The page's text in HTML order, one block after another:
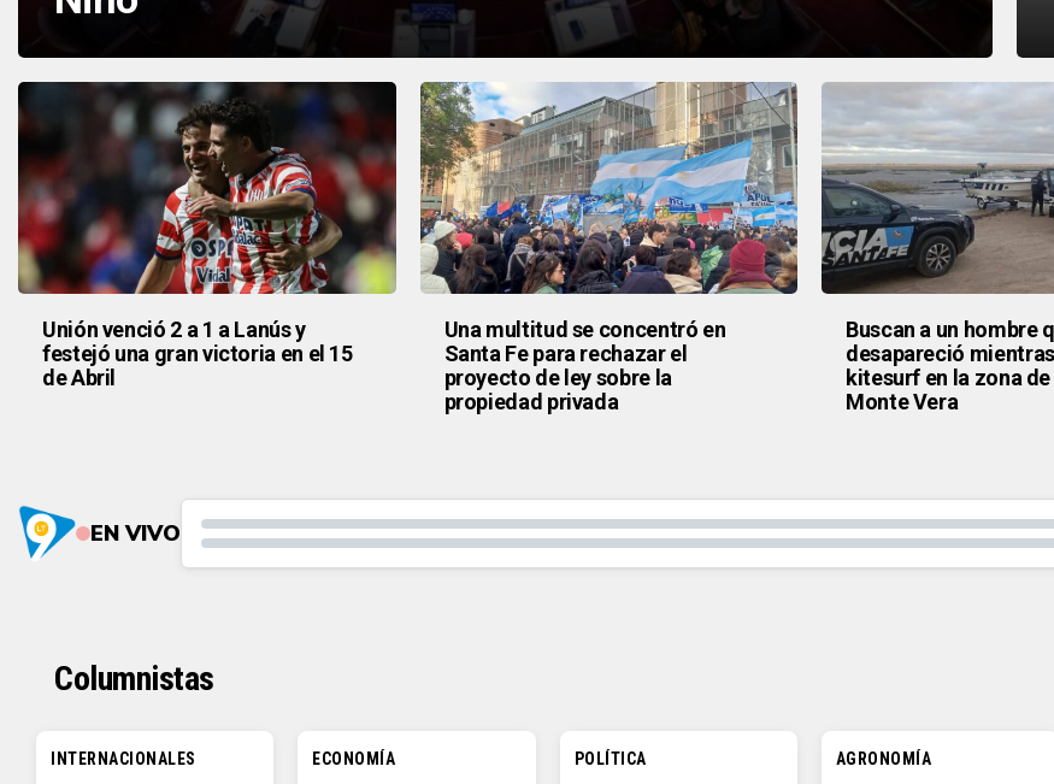
Unión venció 2 a 1 a Lanús y
festejó una gran victoria en el 15
de Abril
Una multitud se concentró en
Santa Fe para rechazar el
proyecto de ley sobre la
propiedad privada
Buscan a un hombre
desapareció
kitesurf en la zona
Monte Vera
EN VIVO
Columnistas
INTERNACIONALES ECONOMÍA POLÍTICA AGRONOMÍA